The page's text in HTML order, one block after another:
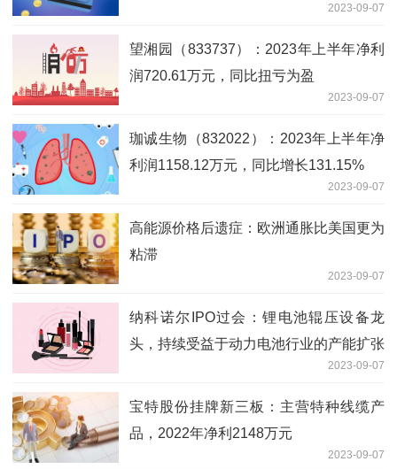
2023-09-07
望湘园（833737）：2023年上半年净利
润720.61万元，同比扭亏为盈
2023-09-07
珈诚生物（832022）：2023年上半年净
利润1158.12万元，同比增长131.15%
2023-09-07
高能源价格后遗症：欧洲通胀比美国更为
粘滞
2023-09-07
纳科诺尔IPO过会：锂电池辊压设备龙
头，持续受益于动力电池行业的产能扩张
2023-09-07
宝特股份挂牌新三板：主营特种线缆产
品，2022年净利2148万元
2023-09-07